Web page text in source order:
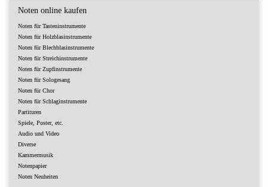
Noten online kaufen
Noten für Tasteninstrumente
Noten für Holzblasinstrumente
Noten für Blechblasinstrumente
Noten für Streichinstrumente
Noten für Zupfinstrumente
Noten für Sologesang
Noten für Chor
Noten für Schlaginstrumente
Partituren
Spiele, Poster, etc.
Audio und Video
Diverse
Kammermusik
Notenpapier
Noten Neuheiten